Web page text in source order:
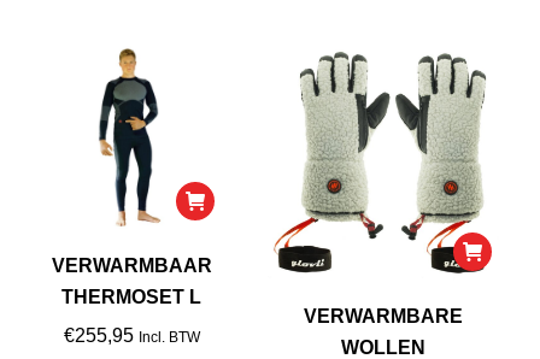
populariteit
VERWARMBAAR
THERMOSET L
€255,95 Incl. BTW
VERWARMBARE
WOLLEN